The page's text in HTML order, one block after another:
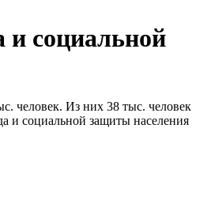
и социальной
человек. Из них 38 тыс. человек
и социальной защиты населения